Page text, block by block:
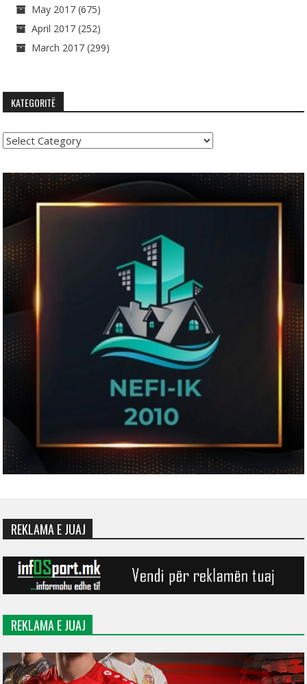
May 2017 (675)
April 2017 (252)
March 2017 (299)
KATEGORITË
Kategoritë
REKLAMA E JUAJ
REKLAMA E JUAJ